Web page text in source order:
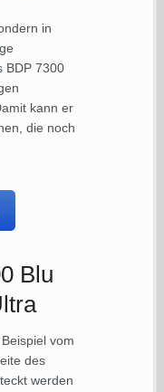
in
BDP 7300
kann er
die noch
Blu
vom
des
werden